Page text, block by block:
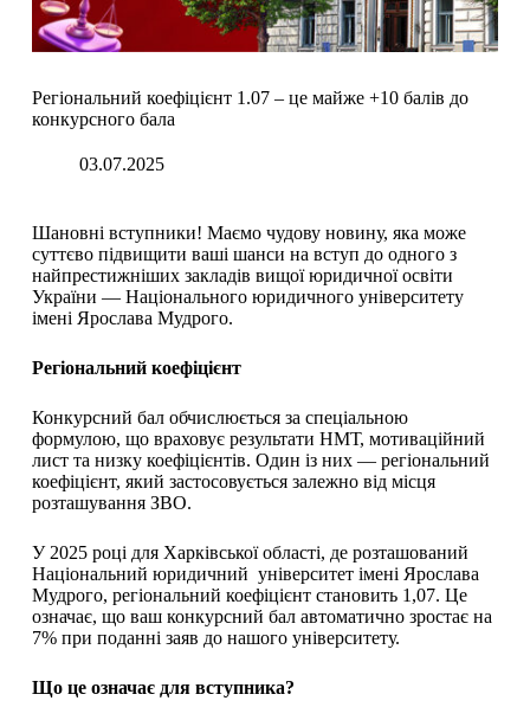
Регіональний коефіцієнт 1.07 – це майже +10 балів до
конкурсного бала
03.07.2025
Шановні вступники! Маємо чудову новину, яка може
суттєво підвищити ваші шанси на вступ до одного з
найпрестижніших закладів вищої юридичної освіти
України — Національного юридичного університету
імені Ярослава Мудрого.
Регіональний коефіцієнт
Конкурсний бал обчислюється за спеціальною
формулою, що враховує результати НМТ, мотиваційний
лист та низку коефіцієнтів. Один із них — регіональний
коефіцієнт, який застосовується залежно від місця
розташування ЗВО.
У 2025 році для Харківської області, де розташований
Національний юридичний університет імені Ярослава
Мудрого, регіональний коефіцієнт становить 1,07. Це
означає, що ваш конкурсний бал автоматично зростає на
7% при поданні заяв до нашого університету.
Що це означає для вступника?